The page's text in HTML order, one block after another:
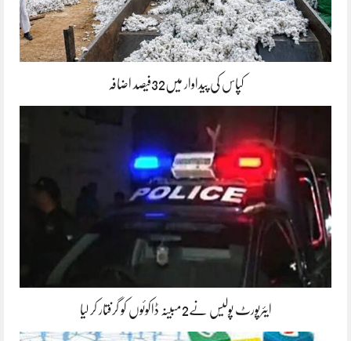
کپاس کی پیداوار میں32فیصد اضافہ
ایئرپورٹ پولیس نے2مبینہ ڈاکوئوں کو گرفتار کر لیا